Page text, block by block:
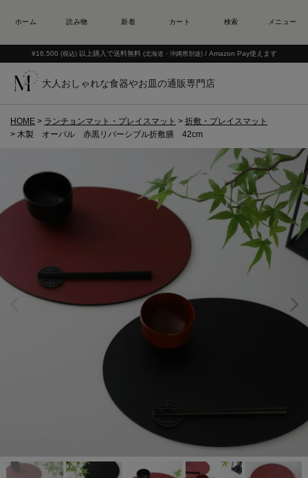
¥16,500 (税込) 以上購入で送料無料 (北海道・沖縄県別途) / Amazon Pay使えます
大人おしゃれな食器やお皿の通販専門店
HOME ランチョンマット・プレイスマット
折敷・プレイスマット
木製 オーバル 赤黒リバーシブル折敷膳 42cm